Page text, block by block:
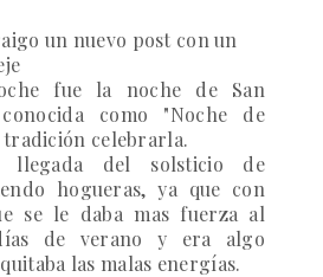
un nuevo post con un
fue la noche de San
conocida como "Noche de
tradición celebrarla.
llegada del solsticio de
hogueras, ya que con
se le daba mas fuerza al
de verano y era algo
las malas energías.